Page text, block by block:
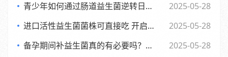
青少年如何通过肠道益生菌逆转日常倦怠，活力满满每一天
2025-05-28
进口活性益生菌菌株可直接吃 开启健康新体验
2025-05-28
备孕期间补益生菌真的有必要吗？了解背后的和科学依据
2025-05-28